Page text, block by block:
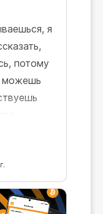
я
потому
можешь